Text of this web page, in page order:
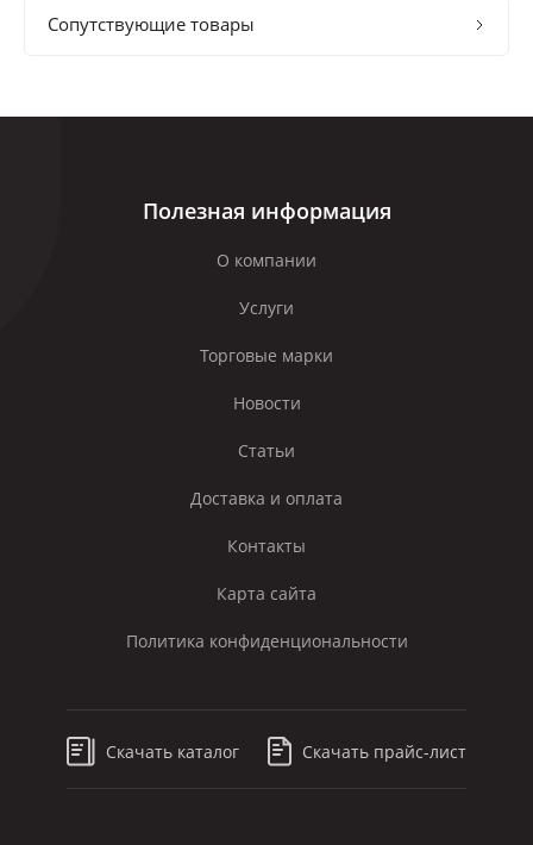
Сопутствующие товары
Полезная информация
О компании
Услуги
Торговые марки
Новости
Статьи
Доставка и оплата
Контакты
Карта сайта
Политика конфиденциональности
Скачать каталог Скачать прайс-лист